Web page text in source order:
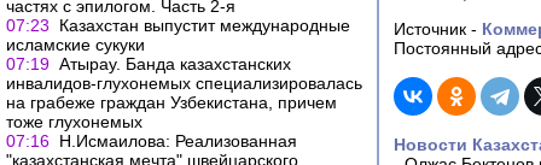
частях с эпилогом. Часть 2-я
07:23
Казахстан выпустит международные
исламские сукуки
07:19 Атырау. Банда казахстанских
инвалидов-глухонемых специализировалась
на грабеже граждан Узбекистана, причем
тоже глухонемых
07:16 Н.Исмаилова: Реализованная
"казахстанская мечта" швейцарского
Источник -
Постоянный
Новости